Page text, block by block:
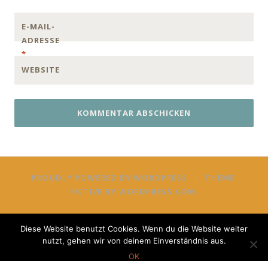
E-MAIL-
ADRESSE
*
WEBSITE
PROUDLY POWERED BY WORDPRESS |
THEME:
FICTIVE BY WORDPRESS.COM.
Diese Website benutzt Cookies. Wenn du die Website weiter
nutzt, gehen wir von deinem Einverständnis aus.
OK